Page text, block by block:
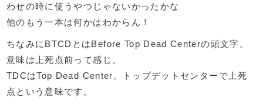
わせの時に使うやつじゃないかったかな
他のもう一本は何かはわからん！
ちなみにBTCDとはBefore Top Dead Centerの頭文字。
意味は上死点前って感じ。
TDCはTop Dead Center。トップデットセンターで上死
点という意味です。